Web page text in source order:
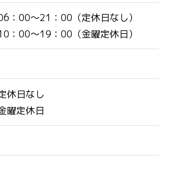
：00～21：00（定休日なし）
：00～19：00（金曜定休日）
休日なし
曜定休日